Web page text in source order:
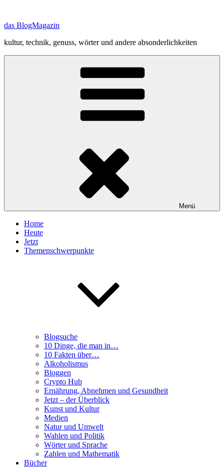
springen
das BlogMagazin
kultur, technik, genuss, wörter und andere absonderlichkeiten
Menü
Home
Heute
Jetzt
Themenschwerpunkte
Blogsuche
10 Dinge, die man in…
10 Fakten über…
Alkoholismus
Bloggen
Crypto Hub
Ernährung, Abnehmen und Gesundheit
Jetzt – der Überblick
Kunst und Kultur
Medien
Natur und Umwelt
Wahlen und Politik
Wörter und Sprache
Zahlen und Mathematik
Bücher